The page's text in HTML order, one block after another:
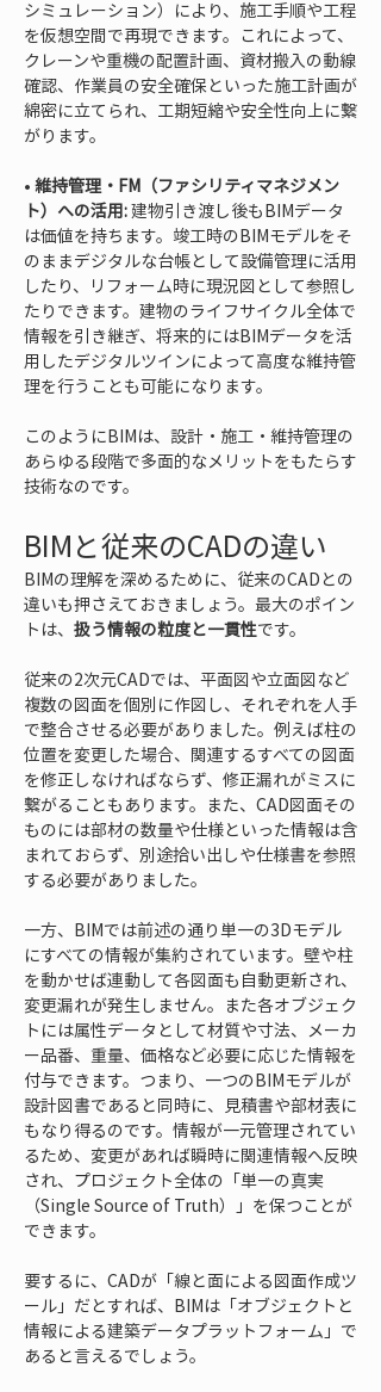
シミュレーション）により、施工手順や工程
を仮想空間で再現できます。これによって、
クレーンや重機の配置計画、資材搬入の動線
確認、作業員の安全確保といった施工計画が
綿密に立てられ、工期短縮や安全性向上に繋
• 維持管理・FM（ファシリティマネジメン
ト）への活用: 建物引き渡し後もBIMデータ
は価値を持ちます。竣工時のBIMモデルをそ
のままデジタルな台帳として設備管理に活用
したり、リフォーム時に現況図として参照し
たりできます。建物のライフサイクル全体で
情報を引き継ぎ、将来的にはBIMデータを活
用したデジタルツインによって高度な維持管
理を行うことも可能になります。
このようにBIMは、設計・施工・維持管理の
あらゆる段階で多面的なメリットをもたらす
技術なのです。
BIMと従来のCADの違い
BIMの理解を深めるために、従来のCADとの
違いも押さえておきましょう。最大のポイン
トは、 扱う情報の粒度と一貫性です。
従来の2次元CADでは、平面図や立面図など
複数の図面を個別に作図し、それぞれを人手
で整合させる必要がありました。例えば柱の
位置を変更した場合、関連するすべての図面
を修正しなければならず、修正漏れがミスに
繋がることもあります。また、CAD図面その
ものには部材の数量や仕様といった情報は含
まれておらず、別途拾い出しや仕様書を参照
する必要がありました。
一方、BIMでは前述の通り単一の3Dモデル
にすべての情報が集約されています。壁や柱
を動かせば連動して各図面も自動更新され、
変更漏れが発生しません。また各オブジェク
トには属性データとして材質や寸法、メーカ
ー品番、重量、価格など必要に応じた情報を
付与できます。つまり、一つのBIMモデルが
設計図書であると同時に、見積書や部材表に
もなり得るのです。情報が一元管理されてい
るため、変更があれば瞬時に関連情報へ反映
され、プロジェクト全体の「単一の真実
（Single Source of Truth）」を保つことが
できます。
要するに、CADが「線と面による図面作成ツ
ール」だとすれば、BIMは「オブジェクトと
情報による建築データプラットフォーム」で
あると言えるでしょう。